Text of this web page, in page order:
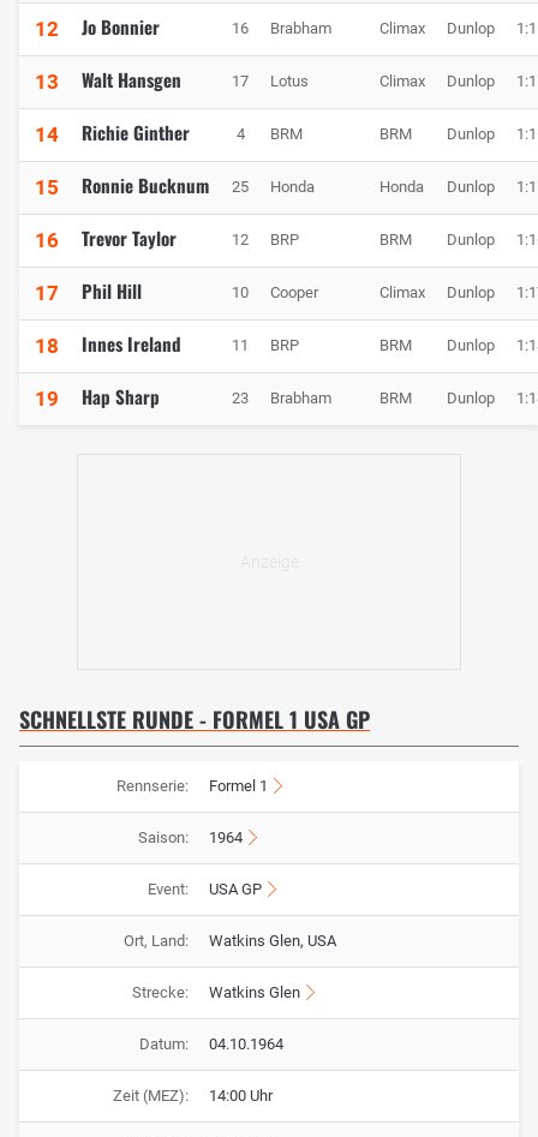
12 Jo Bonnier 16 Brabham Climax Dunlop
13 Walt Hansgen 17 Lotus Climax Dunlop
14 Richie Ginther 4 BRM BRM Dunlop
15 Ronnie Bucknum 25 Honda Honda Dunlop
16 Trevor Taylor 12 BRP BRM Dunlop
17 Phil Hill 10 Cooper Climax Dunlop
18 Innes Ireland 11 BRP BRM Dunlop
19 Hap Sharp 23 Brabham BRM Dunlop
SCHNELLSTE RUNDE - FORMEL 1 USA GP
Rennserie: Formel 1
Saison: 1964
Event: USA GP
Ort, Land: Watkins Glen, USA
Strecke: Watkins Glen
Datum: 04.10.1964
Zeit (MEZ): 14:00 Uhr